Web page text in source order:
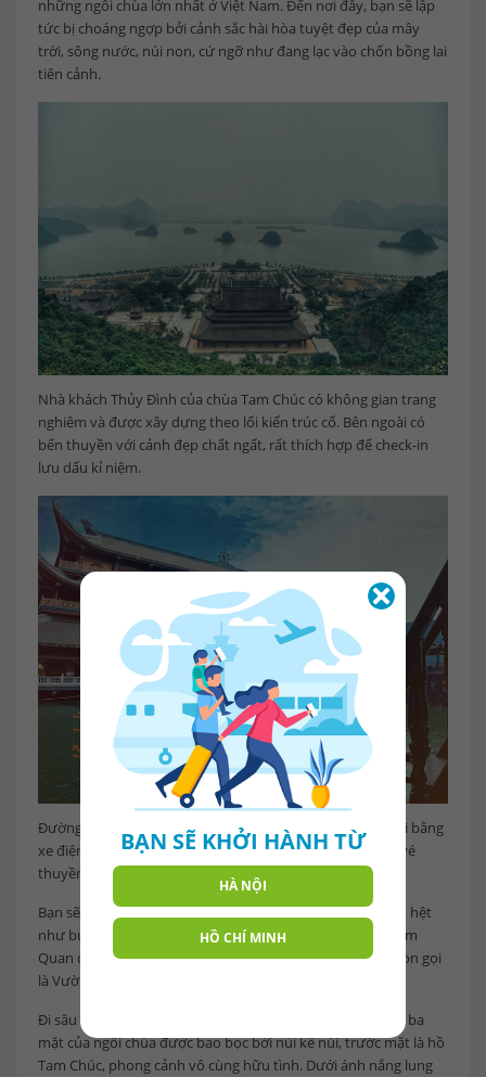
những ngôi chùa lớn nhất ở Việt Nam. Đến nơi đây, bạn sẽ lập
tức bị choáng ngợp bởi cảnh sắc hài hòa tuyệt đẹp của mây
trời, sông nước, núi non, cứ ngỡ như đang lạc vào chốn bồng lai
tiên cảnh.
Nhà khách Thủy Đình của chùa Tam Chúc có không gian trang
nghiêm và được xây dựng theo lối kiến trúc cổ. Bên ngoài có
bến thuyền với cảnh đẹp chất ngất, rất thích hợp để check-in
lưu dấu kỉ niệm.
Đường vào chùa, bạn có thể lựa chọn 2 cách di chuyển: Đi bằng
xe điện hoặc bằng thuyền. Giá vé đi xe điện tầm 90K, giá vé
thuyền trên hồ tầm 200K.
Bạn sẽ được chiêm ngưỡng cánh cổng Tam Quan cực lớn, hệt
như bức tường thành bảo vệ chùa Tam Chúc. Từ cổng Tam
Quan đến điện Quan Âm, bạn sẽ đi qua 32 cột Kinh hay còn gọi
là Vườn Cột Kinh.
Đi sâu vào bên trong chùa, bạn sẽ lập tức bị ấn tượng bởi ba
mặt của ngôi chùa được bao bọc bởi núi kề núi, trước mặt là hồ
Tam Chúc, phong cảnh vô cùng hữu tình. Dưới ánh nắng lung
BẠN SẼ KHỞI HÀNH TỪ
HÀ NỘI
HỒ CHÍ MINH